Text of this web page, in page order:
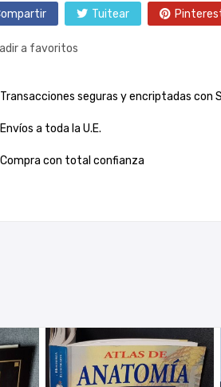
Tuitear
a favoritos
Transacciones seguras y encriptadas con
Envíos a toda la U.E.
Compra con total confianza